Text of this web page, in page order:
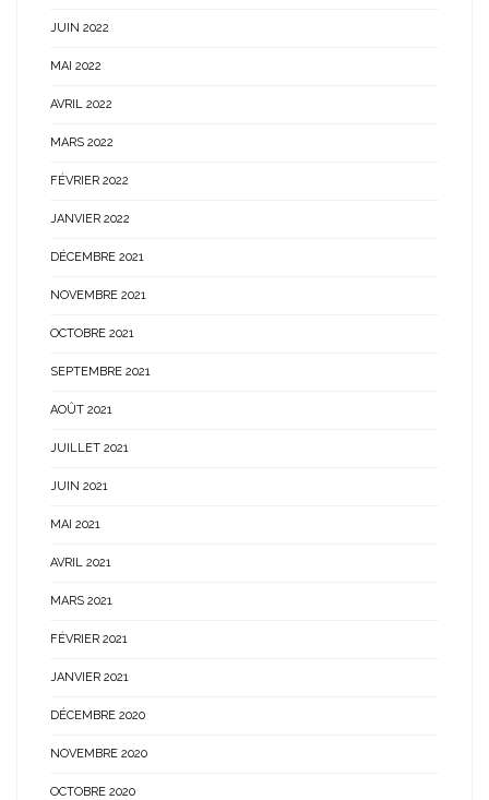
JUIN 2022
MAI 2022
AVRIL 2022
MARS 2022
FÉVRIER 2022
JANVIER 2022
DÉCEMBRE 2021
NOVEMBRE 2021
OCTOBRE 2021
SEPTEMBRE 2021
AOÛT 2021
JUILLET 2021
JUIN 2021
MAI 2021
AVRIL 2021
MARS 2021
FÉVRIER 2021
JANVIER 2021
DÉCEMBRE 2020
NOVEMBRE 2020
OCTOBRE 2020